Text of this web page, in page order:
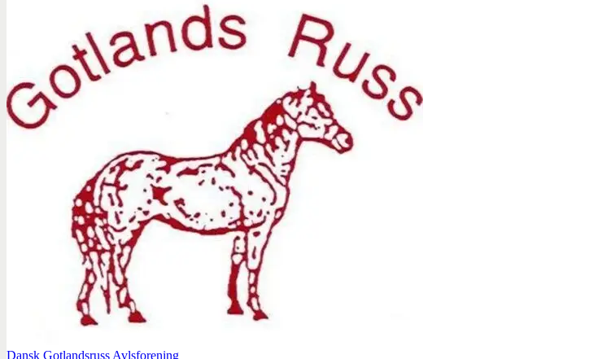
Dansk Gotlandsruss Avlsforening